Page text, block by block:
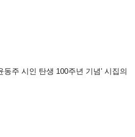
주 시인 탄생 100주년 기념' 시집의